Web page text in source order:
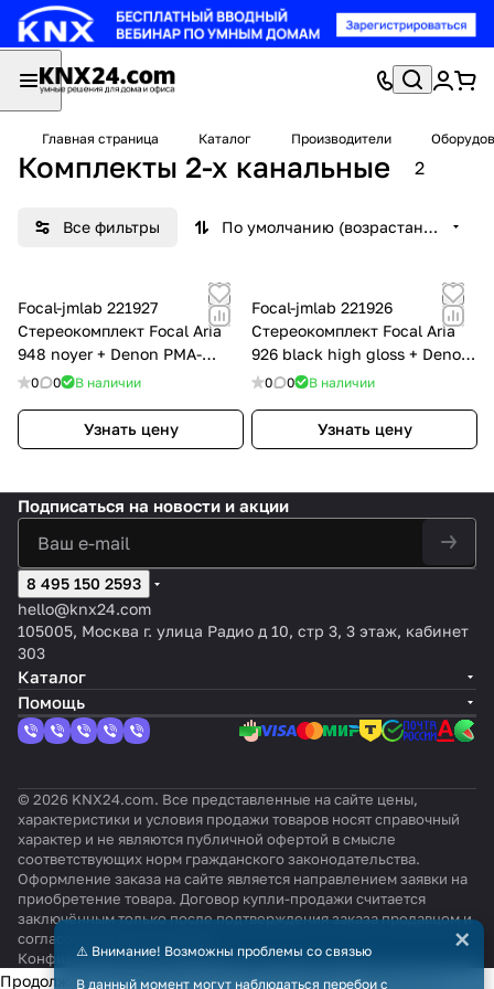
Главная страница Каталог Производители
Комплекты 2-х канальные 2
Все фильтры По умолчанию (возрастание)
Focal-jmlab 221927
Стереокомплект Focal Aria
948 noyer + Denon PMA-
800NE black
0 0 В наличии
Узнать цену
Focal-jmlab 221926
Стереокомплект Focal Aria
926 black high gloss + Denon
PMA-600NE Premium Silver
0 0 В наличии
Узнать цену
Подписаться на новости и акции
8 495 150 2593
hello@knx24.com
105005, Москва г. улица Радио д 10, стр 3, 3 этаж, кабинет
303
Каталог
Помощь
© 2026 KNX24.com. Все представленные на сайте цены,
характеристики и условия продажи товаров носят справочный
характер и не являются публичной офертой в смысле
соответствующих норм гражданского законодательства.
Оформление заказа на сайте является направлением заявки на
приобретение товара. Договор купли-продажи считается
заключённым только после подтверждения заказа продавцом и
согласования всех условий.
КонфиденциальностьОферта
⚠️ Внимание! Возможны проблемы со связью
В данный момент могут наблюдаться перебои с
×
Продолжая использовать наш сайт, вы даёте согласие на